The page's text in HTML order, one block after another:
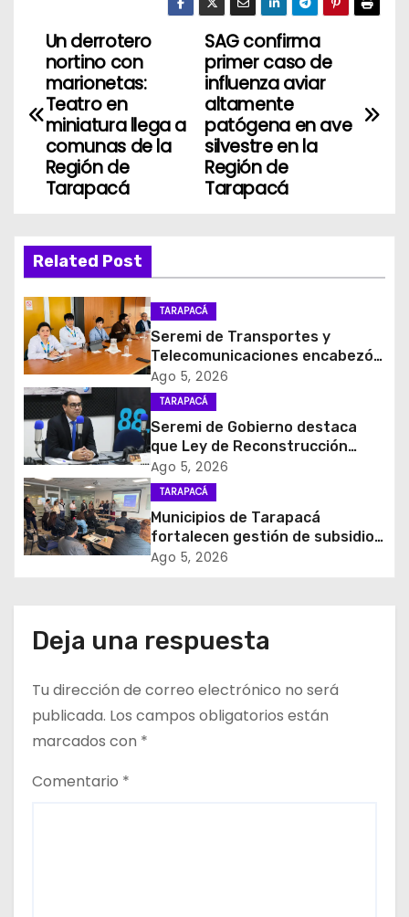
N
v
a
c
i
ó
n
d
e
e
n
r
d
a
s
SAG confirma
primer caso de
influenza aviar
altamente
patógena en ave
silvestre en la
Región de
Tarapacá
Un derrotero
nortino con
marionetas:
Teatro en
miniatura llega a
comunas de la
Región de
Tarapacá
Related Post
TARAPACÁ
Seremi de Transportes y
Telecomunicaciones encabezó
primera mesa de coordinación
para el retiro de cables en
desuso en Iquique
Ago 5, 2026
TARAPACÁ
Seremi de Gobierno destaca
que Ley de Reconstrucción
Nacional impulsará la inversión
y el empleo en Tarapacá
Ago 5, 2026
TARAPACÁ
Municipios de Tarapacá
fortalecen gestión de subsidios
de agua potable en jornada
Ago 5, 2026
Deja una respuesta
Tu dirección de correo electrónico no será
publicada. Los campos obligatorios están
marcados con *
Comentario *